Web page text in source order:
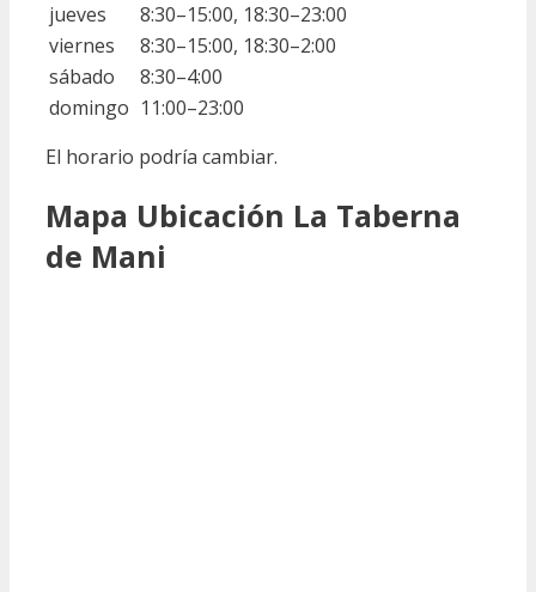
jueves
8:30–15:00, 18:30–23:00
viernes
8:30–15:00, 18:30–2:00
sábado
8:30–4:00
domingo 11:00–23:00
El horario podría cambiar.
Mapa Ubicación La Taberna
de Mani